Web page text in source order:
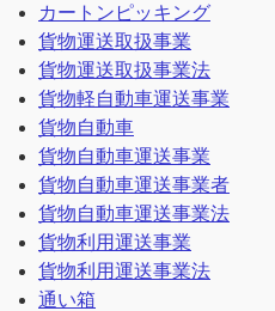
カートンピッキング
貨物運送取扱事業
貨物運送取扱事業法
貨物軽自動車運送事業
貨物自動車
貨物自動車運送事業
貨物自動車運送事業者
貨物自動車運送事業法
貨物利用運送事業
貨物利用運送事業法
通い箱